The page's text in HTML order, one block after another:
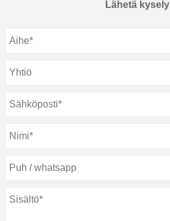
Lähetä kysely